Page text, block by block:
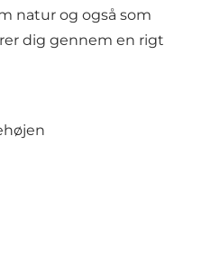
natur og også som
dig gennem en rigt